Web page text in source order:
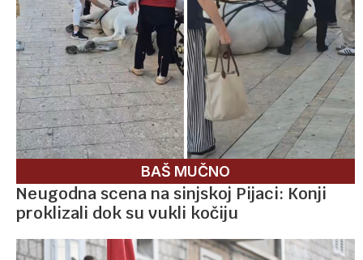
BAŠ MUČNO
Neugodna scena na sinjskoj Pijaci: Konji
proklizali dok su vukli kočiju